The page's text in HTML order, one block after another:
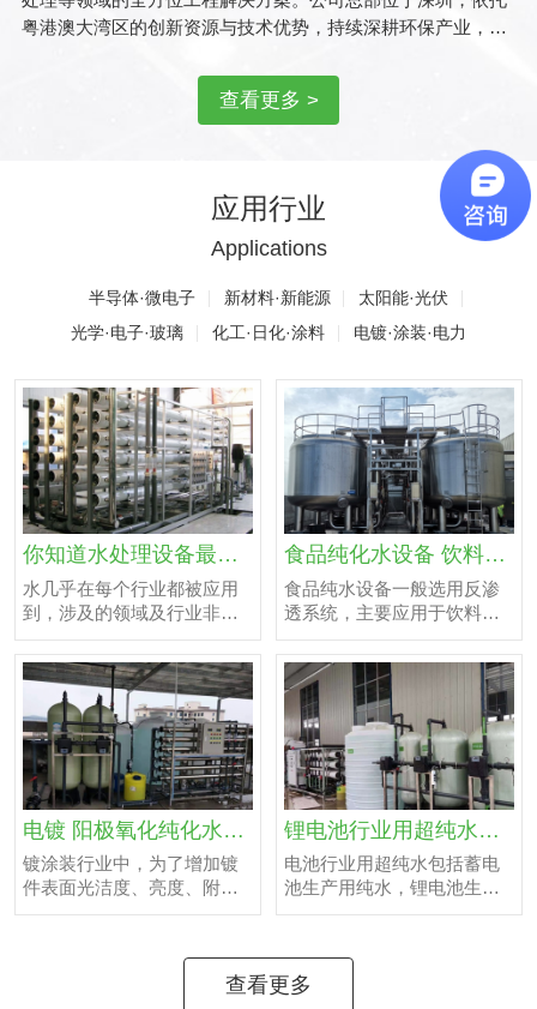
粤港澳大湾区的创新资源与技术优势，持续深耕环保产业，以
☆纯水系统☆：涵盖工业超纯水、医药纯化水、电子级高纯水
☆废水处理☆：提供工业废水（含高难度废水）、生活污水、
中水回用等处理技术，通过膜分离、生化处理、高级氧化等工
艺，实现废水达标排放与资源化利用。
尘等污染物，设计高效净化系统，结合吸附、催化燃烧、生物
降解等技术，助力企业实现环保合规与清洁生产。
查看更多 >
应用行业
Applications
半导体·微电子 新材料·新能源
太阳能·光伏
光学·电子·玻璃
化工·日化·涂料 电镀·涂装·电力
你知道水处理设备最常应用于哪些行业吗?
水几乎在每个行业都被应用
到，涉及的领域及行业非常
广泛，所以水处理设备的涉
及领域及应用行业也相当广
泛。下面就给大家介绍一
下！ 1 ※【电力行业用水】
热力、火力发电厂矿企业、
中、低压锅炉动力、给水系
统。 主要用途：电厂、工厂
高低压锅炉，空调、冷库等
循环用水。微电子产品生产
用高纯水，半导体、显像管
用高纯水，电脑电路板等集
成电路用水，太阳能电池、
食品纯化水设备 饮料纯水设备 纯净水制水设备 深圳厂家
食品纯水设备一般选用反渗
透系统，主要应用于饮料、
酿酒、奶制品、发酵、食品
加工等行业，对水质的要求
通常需要用到预处理净水或
纯净水,电导率通常在
10uS/cm以下。宏洁水务在
满足用户用水标准的基础
上，在设备系统中水箱均设
有液位控制系统、水泵均设
有压力保护装置、在线水质
检测控制仪表、电气采用
PLC可编程控制器，真正做
到了无人职守，同时在工艺
产品相比较，具有...
电镀 阳极氧化纯化水设备 反渗透设备 纯水设备厂家深圳排行
镀涂装行业中，为了增加镀
件表面光洁度、亮度、附着
力，电镀液的配制需要用电
水，另外在镀件漂洗时也需
用电导率在10uS/cm以下纯
锂电池行业用超纯水设备 超纯水制水机 纯水设备 EDI去离子
电池行业用超纯水包括蓄电
池生产用纯水，锂电池生产
用纯水，太阳能电池生产用
电池中电解液的配备对纯水
要求严格,通常要求水的电导
查看更多